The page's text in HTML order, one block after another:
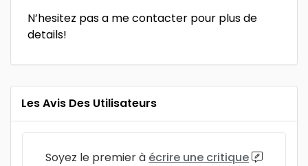
N’hesitez pas a me contacter pour plus de
details!
Les Avis Des Utilisateurs
Soyez le premier à écrire une critique